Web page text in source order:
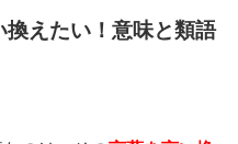
換えたい！意味と類語